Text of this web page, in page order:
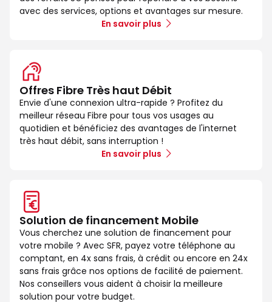
avec des services, options et avantages sur mesure.
En savoir plus
Offres Fibre Très haut Débit
Envie d'une connexion ultra-rapide ? Profitez du
meilleur réseau Fibre pour tous vos usages au
quotidien et bénéficiez des avantages de l'internet
très haut débit, sans interruption !
En savoir plus
Solution de financement Mobile
Vous cherchez une solution de financement pour
votre mobile ? Avec SFR, payez votre téléphone au
comptant, en 4x sans frais, à crédit ou encore en 24x
sans frais grâce nos options de facilité de paiement.
Nos conseillers vous aident à choisir la meilleure
solution pour votre budget.